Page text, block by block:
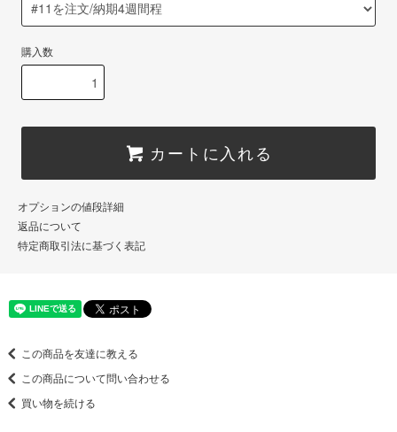
購入数
カートに入れる
オプションの値段詳細
返品について
特定商取引法に基づく表記
この商品を友達に教える
この商品について問い合わせる
買い物を続ける